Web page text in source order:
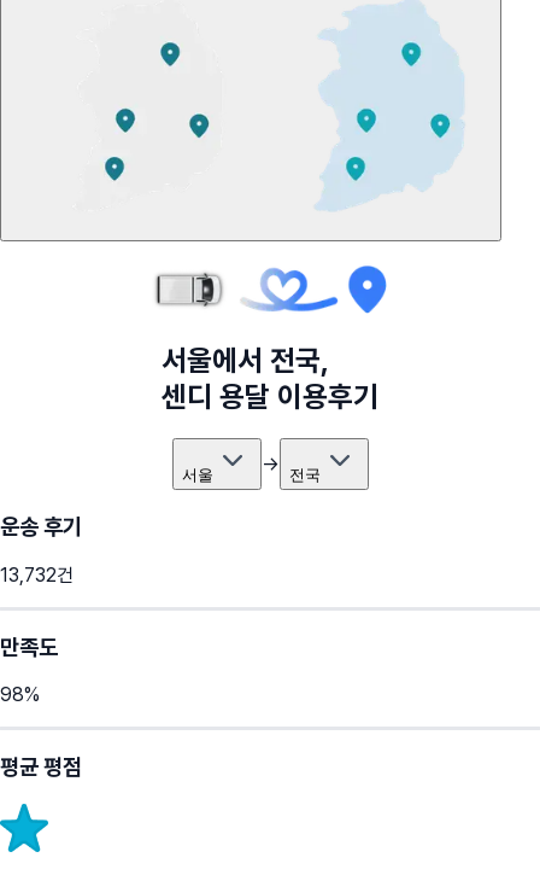
서울에서 전국,
센디 용달 이용후기
서울 → 전국
운송 후기
13,732건
만족도
98%
평균 평점